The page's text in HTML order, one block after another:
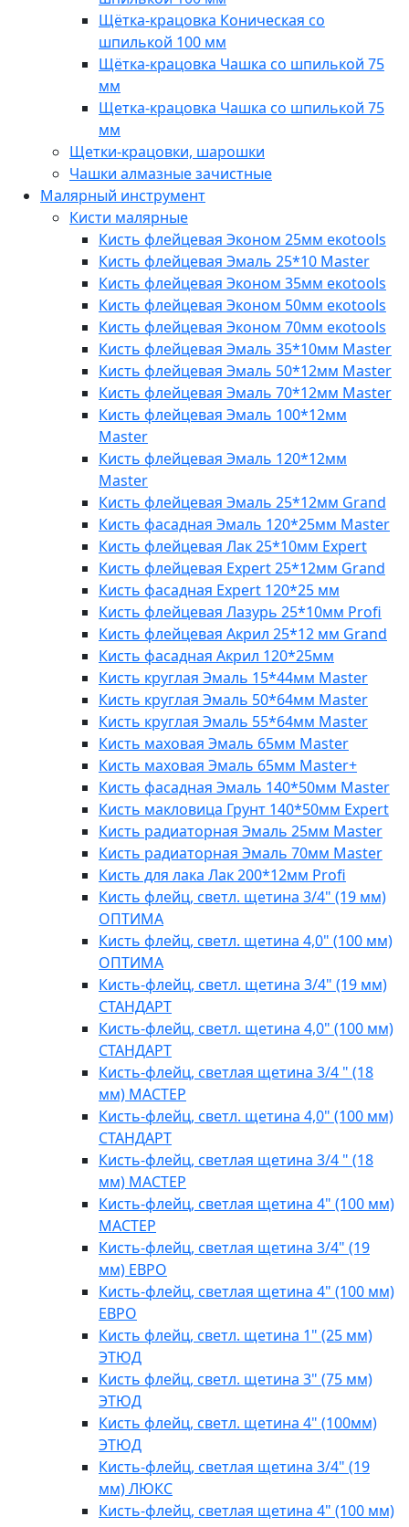
Щётка-крацовка Коническая со
шпилькой 100 мм
Щётка-крацовка Чашка со шпилькой 75
мм
Щетка-крацовка Чашка со шпилькой 75
мм
Щетки-крацовки, шарошки
Чашки алмазные зачистные
Малярный инструмент
Кисти малярные
Кисть флейцевая Эконом 25мм eкotools
Кисть флейцевая Эмаль 25*10 Master
Кисть флейцевая Эконом 35мм eкotools
Кисть флейцевая Эконом 50мм eкotools
Кисть флейцевая Эконом 70мм eкotools
Кисть флейцевая Эмаль 35*10мм Master
Кисть флейцевая Эмаль 50*12мм Master
Кисть флейцевая Эмаль 70*12мм Master
Кисть флейцевая Эмаль 100*12мм
Master
Кисть флейцевая Эмаль 120*12мм
Master
Кисть флейцевая Эмаль 25*12мм Grand
Кисть фасадная Эмаль 120*25мм Master
Кисть флейцевая Лак 25*10мм Expert
Кисть флейцевая Expert 25*12мм Grand
Кисть фасадная Expert 120*25 мм
Кисть флейцевая Лазурь 25*10мм Profi
Кисть флейцевая Акрил 25*12 мм Grand
Кисть фасадная Акрил 120*25мм
Кисть круглая Эмаль 15*44мм Master
Кисть круглая Эмаль 50*64мм Master
Кисть круглая Эмаль 55*64мм Master
Кисть маховая Эмаль 65мм Master
Кисть маховая Эмаль 65мм Master+
Кисть фасадная Эмаль 140*50мм Master
Кисть макловица Грунт 140*50мм Expert
Кисть радиаторная Эмаль 25мм Master
Кисть радиаторная Эмаль 70мм Master
Кисть для лака Лак 200*12мм Profi
Кисть флейц, светл. щетина 3/4" (19 мм)
ОПТИМА
Кисть флейц, светл. щетина 4,0" (100 мм)
ОПТИМА
Кисть-флейц, светл. щетина 3/4" (19 мм)
СТАНДАРТ
Кисть-флейц, светл. щетина 4,0" (100 мм)
СТАНДАРТ
Кисть-флейц, светлая щетина 3/4 " (18
мм) МАСТЕР
Кисть-флейц, светл. щетина 4,0" (100 мм)
СТАНДАРТ
Кисть-флейц, светлая щетина 3/4 " (18
мм) МАСТЕР
Кисть-флейц, светлая щетина 4" (100 мм)
МАСТЕР
Кисть-флейц, светлая щетина 3/4" (19
мм) ЕВРО
Кисть-флейц, светлая щетина 4" (100 мм)
ЕВРО
Кисть флейц, светл. щетина 1" (25 мм)
ЭТЮД
Кисть флейц, светл. щетина 3" (75 мм)
ЭТЮД
Кисть флейц, светл. щетина 4" (100мм)
ЭТЮД
Кисть-флейц, светлая щетина 3/4" (19
мм) ЛЮКС
Кисть-флейц, светлая щетина 4" (100 мм)